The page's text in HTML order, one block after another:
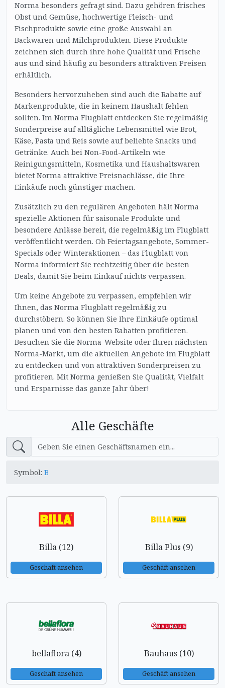
Norma besonders gefragt sind. Dazu gehören frisches
Obst und Gemüse, hochwertige Fleisch- und
Fischprodukte sowie eine große Auswahl an
Backwaren und Milchprodukten. Diese Produkte
zeichnen sich durch ihre hohe Qualität und Frische
aus und sind häufig zu besonders attraktiven Preisen
erhältlich.
Besonders hervorzuheben sind auch die Rabatte auf
Markenprodukte, die in keinem Haushalt fehlen
sollten. Im Norma Flugblatt entdecken Sie regelmäßig
Sonderpreise auf alltägliche Lebensmittel wie Brot,
Käse, Pasta und Reis sowie auf beliebte Snacks und
Getränke. Auch bei Non-Food-Artikeln wie
Reinigungsmitteln, Kosmetika und Haushaltswaren
bietet Norma attraktive Preisnachlässe, die Ihre
Einkäufe noch günstiger machen.
Zusätzlich zu den regulären Angeboten hält Norma
spezielle Aktionen für saisonale Produkte und
besondere Anlässe bereit, die regelmäßig im Flugblatt
veröffentlicht werden. Ob Feiertagsangebote, Sommer-
Specials oder Winteraktionen – das Flugblatt von
Norma informiert Sie rechtzeitig über die besten
Deals, damit Sie beim Einkauf nichts verpassen.
Um keine Angebote zu verpassen, empfehlen wir
Ihnen, das Norma Flugblatt regelmäßig zu
durchstöbern. So können Sie Ihre Einkäufe optimal
planen und von den besten Rabatten profitieren.
Besuchen Sie die Norma-Website oder Ihren nächsten
Norma-Markt, um die aktuellen Angebote im Flugblatt
zu entdecken und von attraktiven Sonderpreisen zu
profitieren. Mit Norma genießen Sie Qualität, Vielfalt
und Ersparnisse das ganze Jahr über!
Alle Geschäfte
Symbol: B
Billa (12)
Geschäft ansehen
Billa Plus (9)
Geschäft ansehen
bellaflora (4)
Geschäft ansehen
Bauhaus (10)
Geschäft ansehen